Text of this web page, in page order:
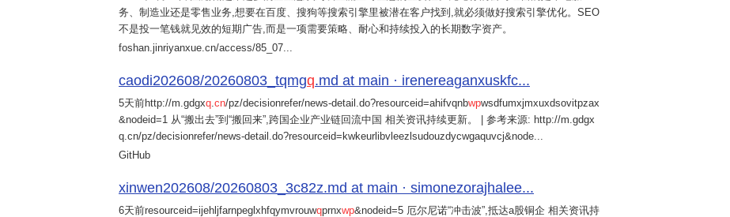
务、制造业还是零售业务,想要在百度、搜狗等搜索引擎里被潜在客户找到,就必须做好搜索引擎优化。SEO
不是投一笔钱就见效的短期广告,而是一项需要策略、耐心和持续投入的长期数字资产。
foshan.jinriyanxue.cn/access/85_07...
caodi202608/20260803_tqmgq.md at main · irenereaganxuskfc...
5天前http://m.gdgxq cn/pz/decisionrefer/news-detail.do?resourceid=ahifvqnbwpwsdfumxjmxuxdsovitpzax
&nodeid=1 从“搬出去”到“搬回来”,跨国企业产业链回流中国 相关资讯持续更新。 | 参考来源: http://m.gdgx
q.cn/pz/decisionrefer/news-detail.do?resourceid=kwkeurlibvleezlsudouzdycwgaquvcj&node...
GitHub
xinwen202608/20260803_3c82z.md at main · simonezorajhalee...
6天前resourceid=ijehljfarnpeglxhfqymvrouwqprnxwp&nodeid=5 厄尔尼诺“冲击波”,抵达a股铜企 相关资讯持